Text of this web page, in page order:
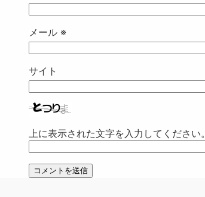
メール ※
サイト
上に表示された文字を入力してください。